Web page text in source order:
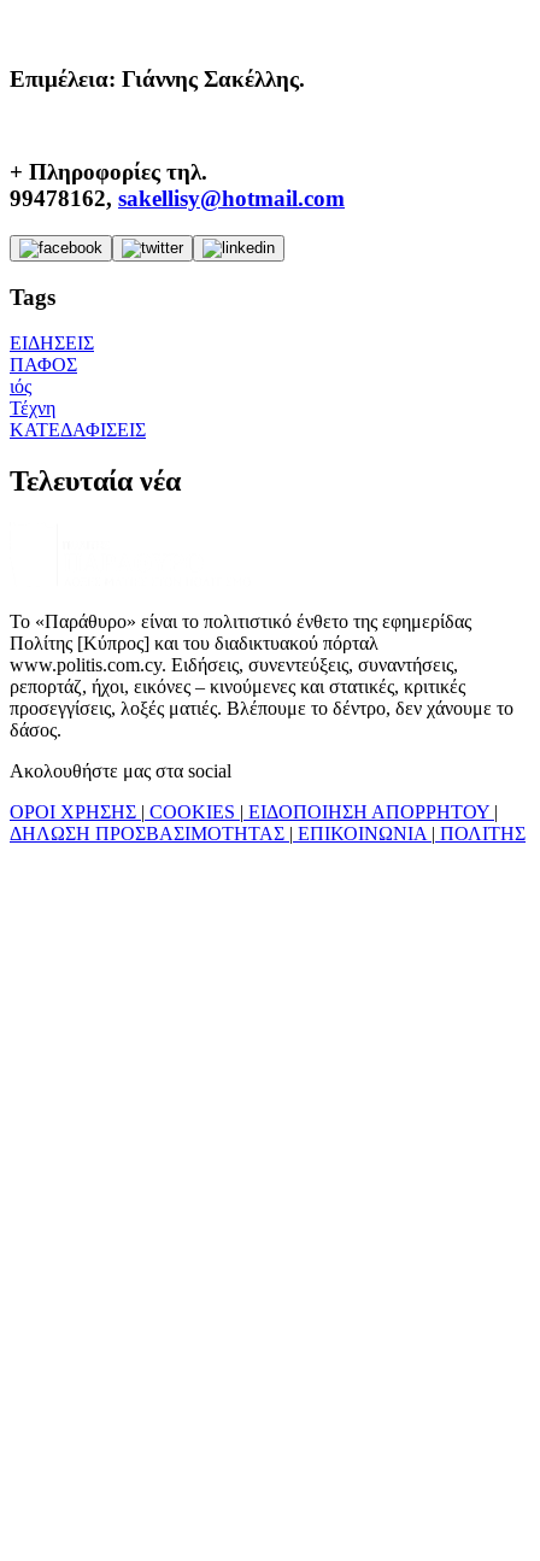
Επιμέλεια: Γιάννης Σακέλλης.
+ Πληροφορίες τηλ.
99478162, sakellisy@hotmail.com
Tags
ΕΙΔΗΣΕΙΣ
ΠΑΦΟΣ
ιός
Τέχνη
ΚΑΤΕΔΑΦΙΣΕΙΣ
Τελευταία νέα
Το «Παράθυρο» είναι το πολιτιστικό ένθετο της εφημερίδας
Πολίτης [Κύπρος] και του διαδικτυακού πόρταλ
www.politis.com.cy. Ειδήσεις, συνεντεύξεις, συναντήσεις,
ρεπορτάζ, ήχοι, εικόνες – κινούμενες και στατικές, κριτικές
προσεγγίσεις, λοξές ματιές. Βλέπουμε το δέντρο, δεν χάνουμε το
δάσος.
Ακολουθήστε μας στα social
ΟΡΟΙ ΧΡΗΣΗΣ | COOKIES | ΕΙΔΟΠΟΙΗΣΗ ΑΠΟΡΡΗΤΟΥ |
ΔΗΛΩΣΗ ΠΡΟΣΒΑΣΙΜΟΤΗΤΑΣ | ΕΠΙΚΟΙΝΩΝΙΑ | ΠΟΛΙΤΗΣ